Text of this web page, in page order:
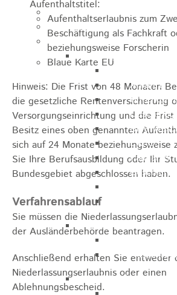
Kugelmarkt
Vereinsleben
Bike the Rock
Allgemein
Anfahrt
Unterkunft
Bike
EXPO
Palmares
Geschichte
U9 - U15
Marathon
Aufenthaltstitel:
Aufenthaltserlaubnis zum
Beschäftigung als Fachkraft
beziehungsweise Forscherin
Blaue Karte EU
Hinweis: Die Frist von 48 Monaten
die gesetzliche Rentenversicherung
Versorgungseinrichtung und die Frist
Besitz eines oben genannten
sich auf 24 Monate beziehungsweise
Sie Ihre Berufsausbildung oder Ihr
Bundesgebiet abgeschlossen haben.
Verfahrensablauf
Sie müssen die
der Ausländerbehörde beantragen.
Anschließend erhalten Sie entweder
Niederlassungserlaubnis oder einen
Ablehnungsbescheid.